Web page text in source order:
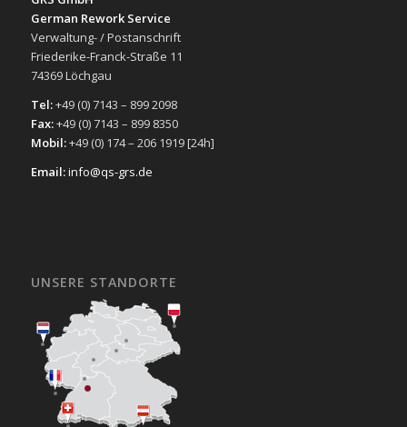
German Rework Service
Verwaltung- / Postanschrift
Friederike-Franck-Straße 11
74369 Löchgau
Tel:+49 (0) 7143 – 899 2098
Fax:+49 (0) 7143 – 899 8350
Mobil:+49 (0) 174 – 206 1919 [24h]
Email:info@qs-grs.de
UNSERE STANDORTE